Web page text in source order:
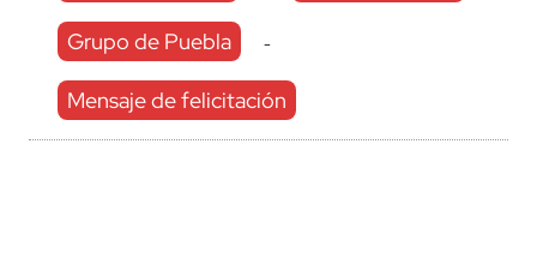
Grupo de Puebla -
Mensaje de felicitación